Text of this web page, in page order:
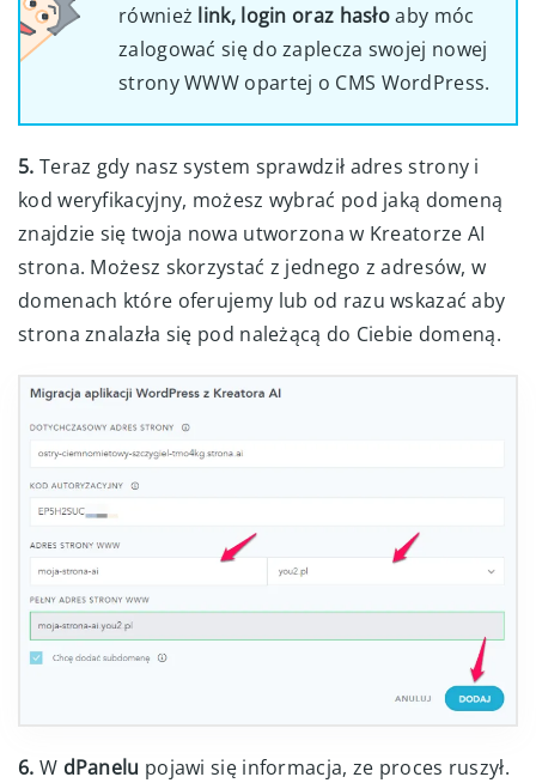
również link, login oraz hasłoaby móc
zalogować się do zaplecza swojej nowej
strony WWW opartej o CMS WordPress.
5. Teraz gdy nasz system sprawdził adres strony i
kod weryfikacyjny, możesz wybrać pod jaką domeną
znajdzie się twoja nowa utworzona w Kreatorze AI
strona. Możesz skorzystać z jednego z adresów, w
domenach które oferujemy lub od razu wskazać aby
strona znalazła się pod należącą do Ciebie domeną.
6. W dPanelu pojawi się informacja, ze proces ruszył.